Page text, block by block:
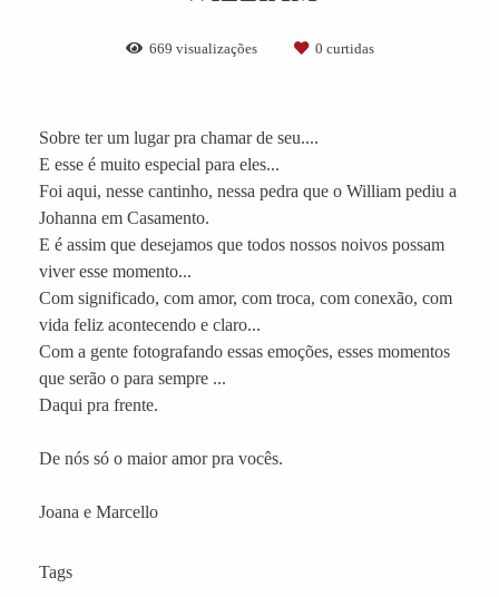
669 visualizações 0 curtidas
Sobre ter um lugar pra chamar de seu....
E esse é muito especial para eles...
Foi aqui, nesse cantinho, nessa pedra que o William pediu a
Johanna em Casamento.
E é assim que desejamos que todos nossos noivos possam
viver esse momento...
Com significado, com amor, com troca, com conexão, com
vida feliz acontecendo e claro...
Com a gente fotografando essas emoções, esses momentos
que serão o para sempre ...
Daqui pra frente.
De nós só o maior amor pra vocês.
Joana e Marcello
Tags